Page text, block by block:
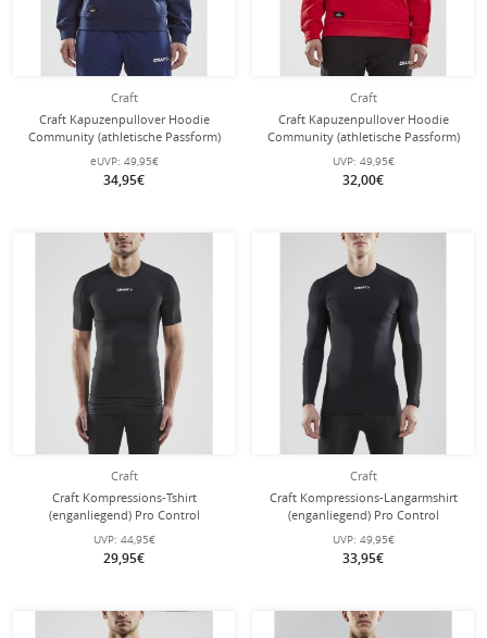
Craft
Craft Kapuzenpullover Hoodie
Community (athletische Passform)
navyblau Damen
eUVP: 49,95€
34,95€
Craft
Craft Kapuzenpullover Hoodie
Community (athletische Passform)
rot Damen
UVP: 49,95€
32,00€
Craft
Craft Kompressions-Tshirt
(enganliegend) Pro Control
Unterwäsche schwarz Herren
UVP: 44,95€
29,95€
Craft
Craft Kompressions-Langarmshirt
(enganliegend) Pro Control
Unterwäsche schwarz Herren
UVP: 49,95€
33,95€